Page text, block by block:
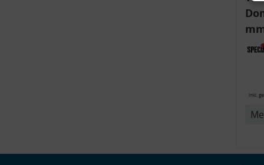
inkl.